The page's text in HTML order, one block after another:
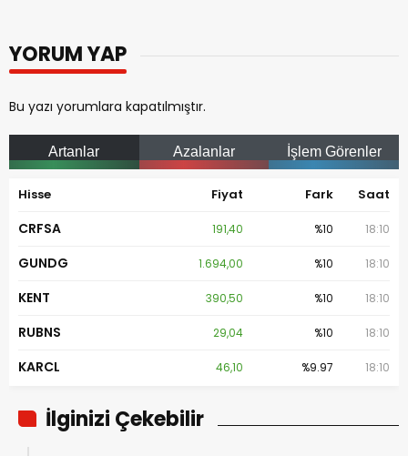
YORUM YAP
Bu yazı yorumlara kapatılmıştır.
Artanlar Azalanlar İşlem Görenler
Hisse Fiyat Fark Saat
CRFSA 191,40 %10 18:10
GUNDG 1.694,00 %10 18:10
KENT 390,50 %10 18:10
RUBNS 29,04 %10 18:10
KARCL 46,10 %9.97 18:10
İlginizi Çekebilir